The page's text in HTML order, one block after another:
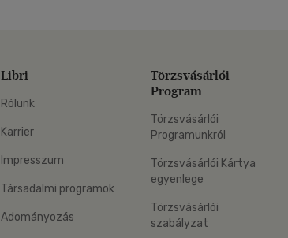
Libri
Rólunk
Karrier
Impresszum
Társadalmi programok
Adományozás
Törzsvásárlói
Program
Törzsvásárlói
Programunkról
Törzsvásárlói Kártya
egyenlege
Törzsvásárlói
szabályzat